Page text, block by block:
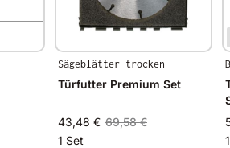
Sägeblätter trocken
Türfutter Premium Set
43,48 € 69,58 €
1 Set